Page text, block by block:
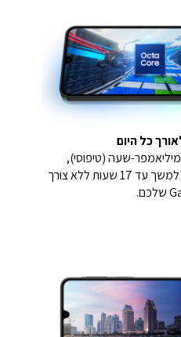
כל היום
סוללה עמידה של 5,000 מיליאמפר-שעה (טיפוסי),
תוכלו ליהנות ממרתוני סרטים למשך עד 17 שעות ללא צורך